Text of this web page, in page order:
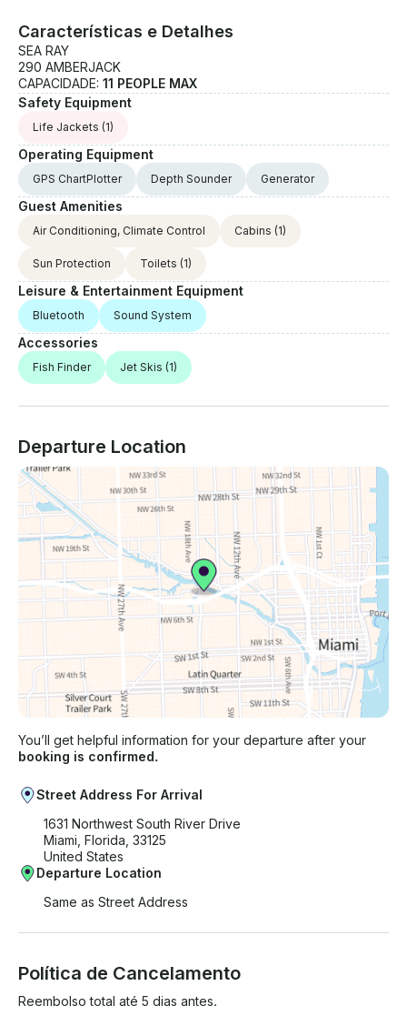
Características e Detalhes
SEA RAY
290 AMBERJACK
CAPACIDADE: 11 PEOPLE MAX
Safety Equipment
Life Jackets (1)
Operating Equipment
GPS ChartPlotter Depth Sounder Generator
Guest Amenities
Air Conditioning, Climate Control Cabins (1)
Sun Protection Toilets (1)
Leisure & Entertainment Equipment
Bluetooth Sound System
Accessories
Fish Finder Jet Skis (1)
Departure Location
You’ll get helpful information for your departure after your
booking is confirmed.
Street Address For Arrival
1631 Northwest South River Drive
Miami, Florida, 33125
United States
Departure Location
Same as Street Address
Política de Cancelamento
Reembolso total até 5 dias antes.